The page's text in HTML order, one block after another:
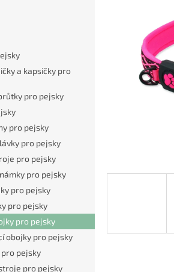
a kapsičky pro
pro pejsky
pro pejsky
pro pejsky
pro pejsky
pro pejsky
pro pejsky
pro pejsky
pro pejsky
obojky pro pejsky
pejsky
pro pejsky